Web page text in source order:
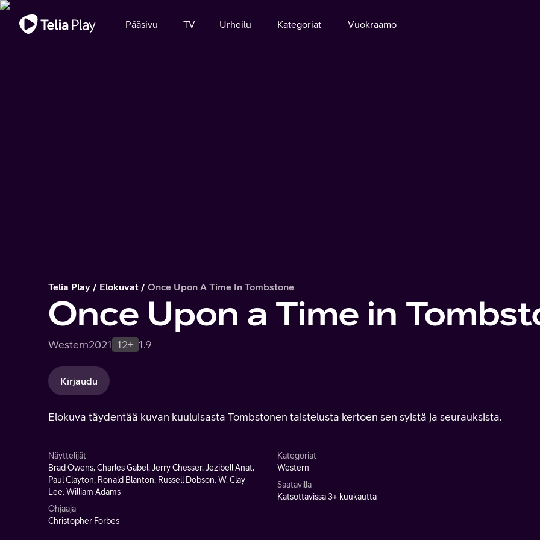
Tärkeä viesti
Pääsivu TV Urheilu Kategoriat Vuokraamo
Telia Play Elokuvat Once Upon A Time In Tombstone
Once Upon a Time in
Western2021 12+ 1.9
Kirjaudu
Elokuva täydentää kuvan kuuluisasta Tombstonen taistelusta kertoen sen syistä ja seurauksista.
Näyttelijät
Brad Owens, Charles Gabel, Jerry Chesser, Jezibell Anat,
Paul Clayton, Ronald Blanton, Russell Dobson, W. Clay
Lee, William Adams
Ohjaaja
Christopher Forbes
Kategoriat
Western
Saatavilla
Katsottavissa 3+ kuukautta